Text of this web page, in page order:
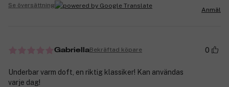
Se översättning
Anmäl
GabriellaBekräftad köpare 0
Underbar varm doft, en riktig klassiker! Kan användas
varje dag!